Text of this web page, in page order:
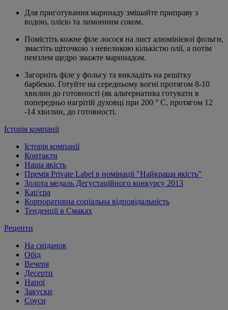
Для приготування маринаду змішайте приправу з
водою, олією та лимонним соком.
Помістіть кожне філе лосося на лист алюмінієвої фольги,
змастіть щіточкою з невеликою кількістю олії, а потім
пензлем щедро змажте маринадом.
Загорніть філе у фольгу та викладіть на решітку
барбекю. Готуйте на середньому вогні протягом 8-10
хвилин до готовності (як альтернатива готувати в
попередньо нагрітій духовці при 200 ° С, протягом 12
-14 хвилин, до готовності.
Історія компанії
Історія компанії
Контакти
Наша якість
Премія Private Label в номінаціі "Найкраща якість"
Золота медаль Дегустаційного конкурсу 2013
Кар'єра
Корпоративна соціальна відповідальність
Тенденції в Смаках
Рецепти
На сніданок
Обід
Вечеря
Десерти
Напої
Закуски
Соуси